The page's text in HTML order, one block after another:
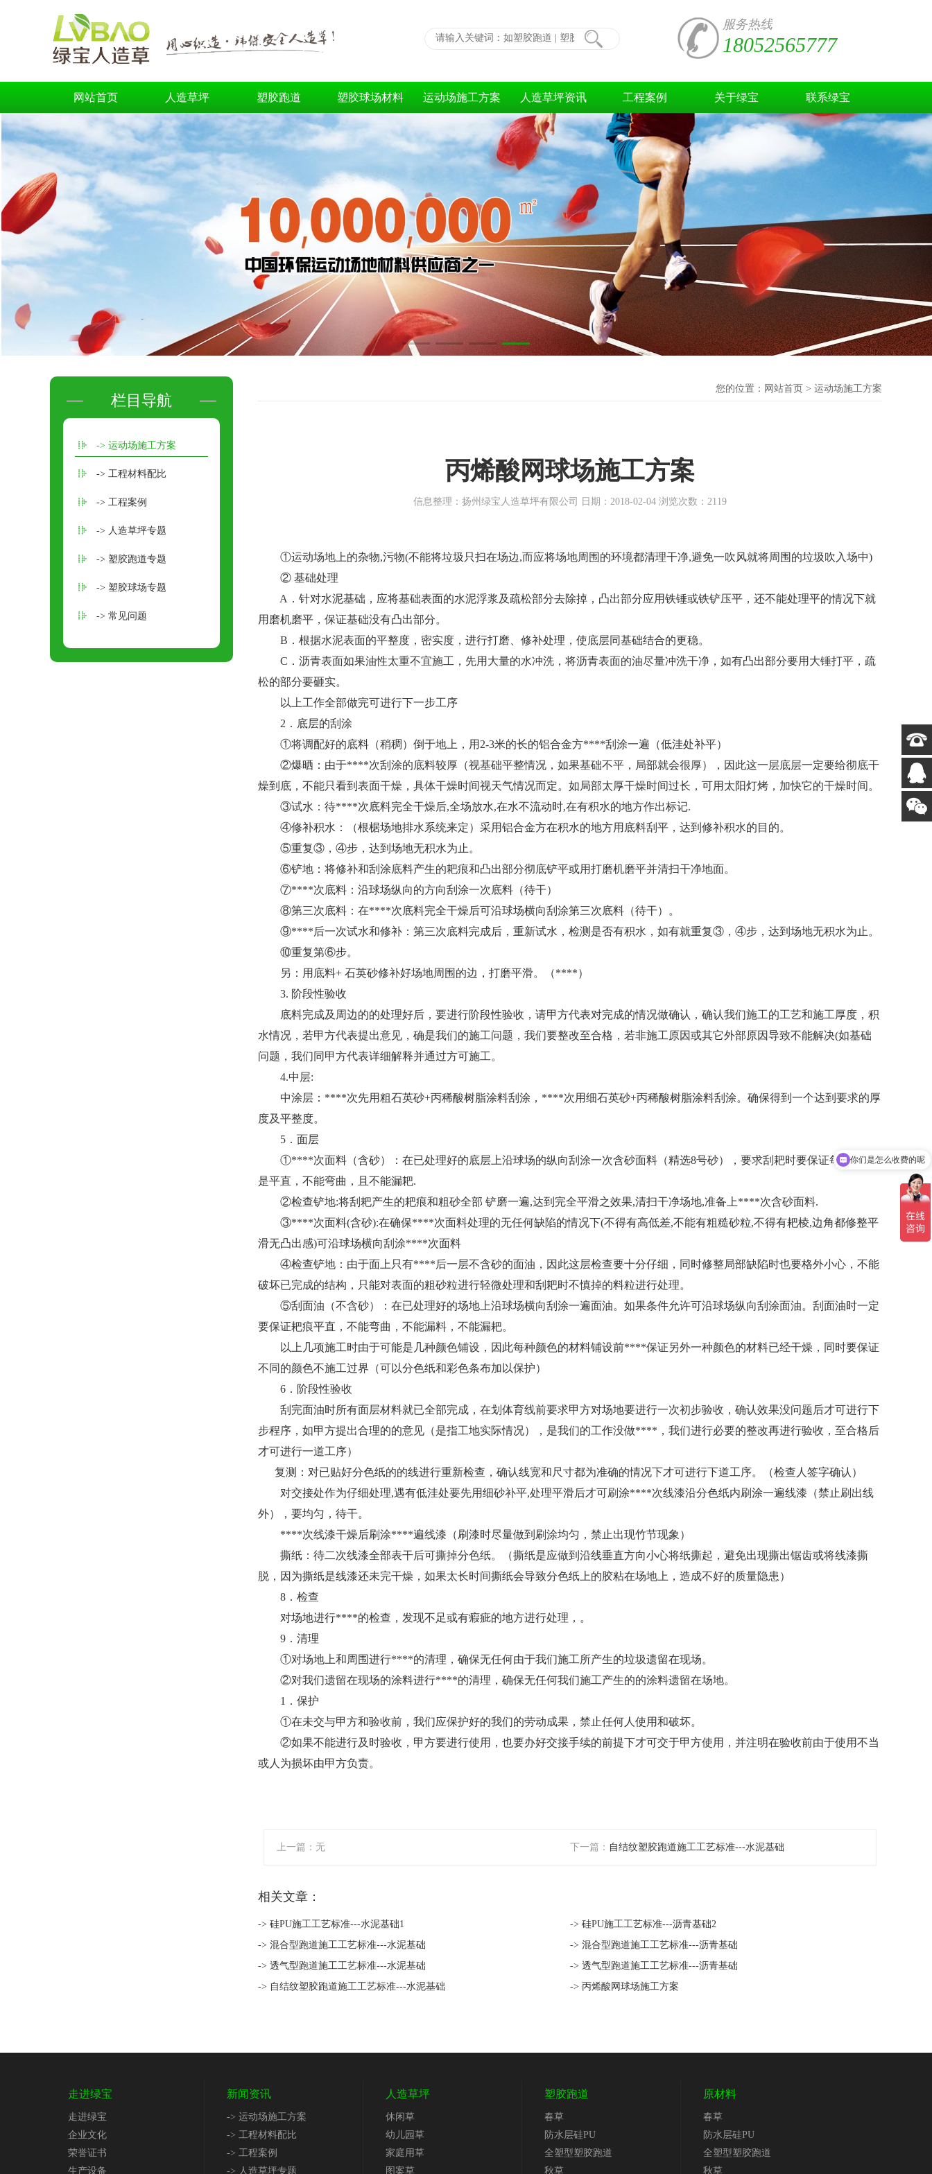
服务热线
18052565777
网站首页 人造草坪 塑胶跑道 塑胶球场材料 运动场施工方案 人造草坪资讯 工程案例 关于绿宝 联系绿宝
栏目导航
-> 运动场施工方案
-> 工程材料配比
-> 工程案例
-> 人造草坪专题
-> 塑胶跑道专题
-> 塑胶球场专题
-> 常见问题
您的位置： 网站首页 > 运动场施工方案
丙烯酸网球场施工方案
信息整理：扬州绿宝人造草坪有限公司 日期：2018-02-04 浏览次数：2119
①运动场地上的杂物,污物(不能将垃圾只扫在场边,而应将场地周围的环境都清理干净,避免一吹风就将周围的垃圾吹入场中)
② 基础处理
A．针对水泥基础，应将基础表面的水泥浮浆及疏松部分去除掉，凸出部分应用铁锤或铁铲压平，还不能处理平的情况下就
用磨机磨平，保证基础没有凸出部分。
B．根据水泥表面的平整度，密实度，进行打磨、修补处理，使底层同基础结合的更稳。
C．沥青表面如果油性太重不宜施工，先用大量的水冲洗，将沥青表面的油尽量冲洗干净，如有凸出部分要用大锤打平，疏
松的部分要砸实。
以上工作全部做完可进行下一步工序
2．底层的刮涂
①将调配好的底料（稍稠）倒于地上，用2-3米的长的铝合金方****刮涂一遍（低洼处补平）
②爆晒：由于****次刮涂的底料较厚（视基础平整情况，如果基础不平，局部就会很厚），因此这一层底层一定要给彻底干
燥到底，不能只看到表面干燥，具体干燥时间视天气情况而定。如局部太厚干燥时间过长，可用太阳灯烤，加快它的干燥时间。
③试水：待****次底料完全干燥后,全场放水,在水不流动时,在有积水的地方作出标记.
④修补积水：（根椐场地排水系统来定）采用铝合金方在积水的地方用底料刮平，达到修补积水的目的。
⑤重复③，④步，达到场地无积水为止。
⑥铲地：将修补和刮涂底料产生的耙痕和凸出部分彻底铲平或用打磨机磨平并清扫干净地面。
⑦****次底料：沿球场纵向的方向刮涂一次底料（待干）
⑧第三次底料：在****次底料完全干燥后可沿球场横向刮涂第三次底料（待干）。
⑨****后一次试水和修补：第三次底料完成后，重新试水，检测是否有积水，如有就重复③，④步，达到场地无积水为止。
⑩重复第⑥步。
另：用底料+ 石英砂修补好场地周围的边，打磨平滑。（****）
3. 阶段性验收
底料完成及周边的的处理好后，要进行阶段性验收，请甲方代表对完成的情况做确认，确认我们施工的工艺和施工厚度，积
水情况，若甲方代表提出意见，确是我们的施工问题，我们要整改至合格，若非施工原因或其它外部原因导致不能解决(如基础
问题，我们同甲方代表详细解释并通过方可施工。
4.中层:
中涂层：****次先用粗石英砂+丙稀酸树脂涂料刮涂，****次用细石英砂+丙稀酸树脂涂料刮涂。确保得到一个达到要求的厚
度及平整度。
5．面层
①****次面料（含砂）：在已处理好的底层上沿球场的纵向刮涂一次含砂面料（精选8号砂），要求刮耙时要保证每道耙痕
是平直，不能弯曲，且不能漏耙.
②检查铲地:将刮耙产生的耙痕和粗砂全部 铲磨一遍,达到完全平滑之效果,清扫干净场地,准备上****次含砂面料.
③****次面料(含砂):在确保****次面料处理的无任何缺陷的情况下(不得有高低差,不能有粗糙砂粒,不得有耙棱,边角都修整平
滑无凸出感)可沿球场横向刮涂****次面料
④检查铲地：由于面上只有****后一层不含砂的面油，因此这层检查要十分仔细，同时修整局部缺陷时也要格外小心，不能
破坏已完成的结构，只能对表面的粗砂粒进行轻微处理和刮耙时不慎掉的料粒进行处理。
⑤刮面油（不含砂）：在已处理好的场地上沿球场横向刮涂一遍面油。如果条件允许可沿球场纵向刮涂面油。刮面油时一定
要保证耙痕平直，不能弯曲，不能漏料，不能漏耙。
以上几项施工时由于可能是几种颜色铺设，因此每种颜色的材料铺设前****保证另外一种颜色的材料已经干燥，同时要保证
不同的颜色不施工过界（可以分色纸和彩色条布加以保护）
6．阶段性验收
刮完面油时所有面层材料就已全部完成，在划体育线前要求甲方对场地要进行一次初步验收，确认效果没问题后才可进行下
步程序，如甲方提出合理的的意见（是指工地实际情况），是我们的工作没做****，我们进行必要的整改再进行验收，至合格后
才可进行一道工序）
复测：对已贴好分色纸的的线进行重新检查，确认线宽和尺寸都为准确的情况下才可进行下道工序。（检查人签字确认）
对交接处作为仔细处理,遇有低洼处要先用细砂补平,处理平滑后才可刷涂****次线漆沿分色纸内刷涂一遍线漆（禁止刷出线
外），要均匀，待干。
****次线漆干燥后刷涂****遍线漆（刷漆时尽量做到刷涂均匀，禁止出现竹节现象）
撕纸：待二次线漆全部表干后可撕掉分色纸。（撕纸是应做到沿线垂直方向小心将纸撕起，避免出现撕出锯齿或将线漆撕
脱，因为撕纸是线漆还未完干燥，如果太长时间撕纸会导致分色纸上的胶粘在场地上，造成不好的质量隐患）
8．检查
对场地进行****的检查，发现不足或有瘕疵的地方进行处理，。
9．清理
①对场地上和周围进行****的清理，确保无任何由于我们施工所产生的垃圾遗留在现场。
②对我们遗留在现场的涂料进行****的清理，确保无任何我们施工产生的的涂料遗留在场地。
1．保护
①在未交与甲方和验收前，我们应保护好的我们的劳动成果，禁止任何人使用和破坏。
②如果不能进行及时验收，甲方要进行使用，也要办好交接手续的前提下才可交于甲方使用，并注明在验收前由于使用不当
或人为损坏由甲方负责。
上一篇：无 下一篇： 自结纹塑胶跑道施工工艺标准---水泥基础
相关文章：
-> 硅PU施工工艺标准---水泥基础1
-> 硅PU施工工艺标准---沥青基础2
-> 混合型跑道施工工艺标准---水泥基础
-> 混合型跑道施工工艺标准---沥青基础
-> 透气型跑道施工工艺标准---水泥基础
-> 透气型跑道施工工艺标准---沥青基础
-> 自结纹塑胶跑道施工工艺标准---水泥基础
-> 丙烯酸网球场施工方案
走进绿宝
走进绿宝
企业文化
荣誉证书
生产设备
新闻资讯
-> 运动场施工方案
-> 工程材料配比
-> 工程案例
-> 人造草坪专题
人造草坪
休闲草
幼儿园草
家庭用草
图案草
塑胶跑道
春草
防水层硅PU
全塑型塑胶跑道
秋草
原材料
春草
防水层硅PU
全塑型塑胶跑道
秋草
现在有优惠活动吗